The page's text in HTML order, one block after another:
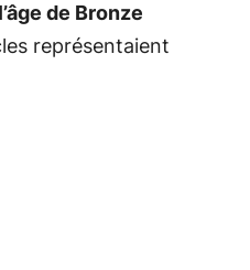
l’âge de Bronze
représentaient